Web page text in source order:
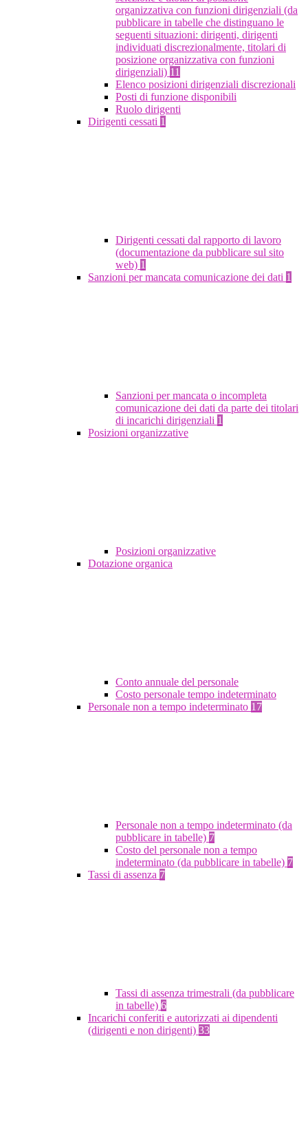
organizzativa con funzioni dirigenziali (da
pubblicare in tabelle che distinguano le
seguenti situazioni: dirigenti, dirigenti
individuati discrezionalmente, titolari di
posizione organizzativa con funzioni
dirigenziali) 11
Elenco posizioni dirigenziali discrezionali
Posti di funzione disponibili
Ruolo dirigenti
Dirigenti cessati 1
Dirigenti cessati dal rapporto di lavoro
(documentazione da pubblicare sul sito
web) 1
Sanzioni per mancata comunicazione dei dati 1
Sanzioni per mancata o incompleta
comunicazione dei dati da parte dei titolari
di incarichi dirigenziali 1
Posizioni organizzative
Posizioni organizzative
Dotazione organica
Conto annuale del personale
Costo personale tempo indeterminato
Personale non a tempo indeterminato 17
Personale non a tempo indeterminato (da
pubblicare in tabelle) 7
Costo del personale non a tempo
indeterminato (da pubblicare in tabelle) 7
Tassi di assenza 7
Tassi di assenza trimestrali (da pubblicare
in tabelle) 6
Incarichi conferiti e autorizzati ai dipendenti
(dirigenti e non dirigenti) 33